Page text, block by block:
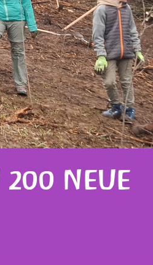
200 NEUE